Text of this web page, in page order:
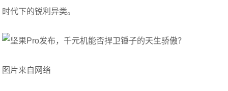
时代下的锐利异类。
图片来自网络